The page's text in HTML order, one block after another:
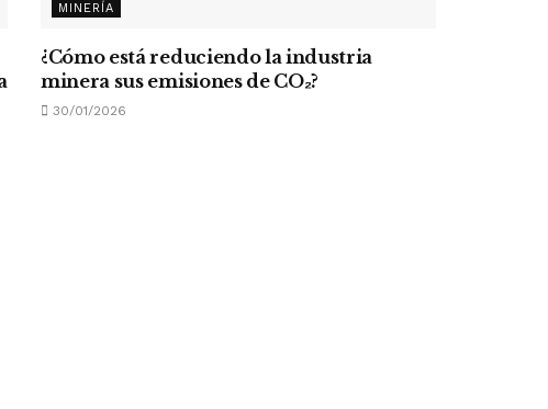
MINERÍA
¿Cómo está reduciendo la industria
minera sus emisiones de CO₂?
30/01/2026